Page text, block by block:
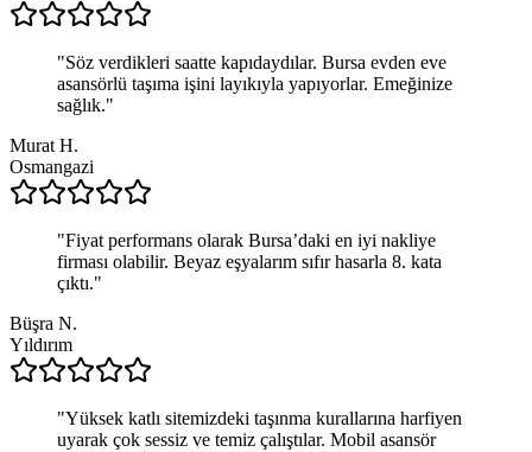
"Söz verdikleri saatte kapıdaydılar. Bursa evden eve
asansörlü taşıma işini layıkıyla yapıyorlar. Emeğinize
sağlık."
Murat H.
Osmangazi
"Fiyat performans olarak Bursa’daki en iyi nakliye
firması olabilir. Beyaz eşyalarım sıfır hasarla 8. kata
çıktı."
Büşra N.
Yıldırım
"Yüksek katlı sitemizdeki taşınma kurallarına harfiyen
uyarak çok sessiz ve temiz çalıştılar. Mobil asansör